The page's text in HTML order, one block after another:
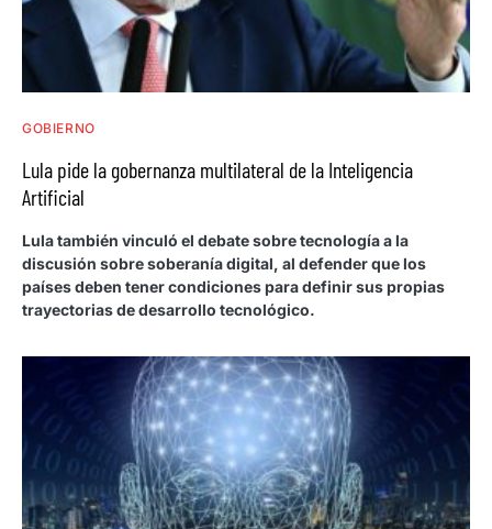
GOBIERNO
Lula pide la gobernanza multilateral de la Inteligencia
Artificial
Lula también vinculó el debate sobre tecnología a la
discusión sobre soberanía digital, al defender que los
países deben tener condiciones para definir sus propias
trayectorias de desarrollo tecnológico.